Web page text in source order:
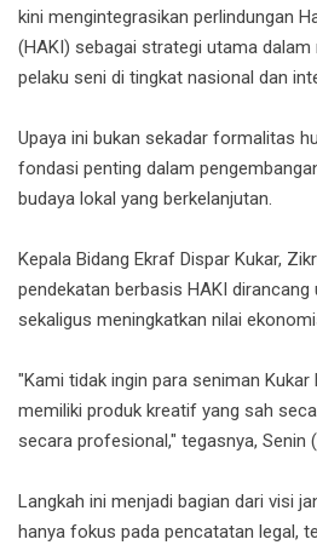
kini mengintegrasikan perlindungan
(HAKI) sebagai strategi utama
pelaku seni di tingkat nasional dan
Upaya ini bukan sekadar formalitas
fondasi penting dalam
budaya lokal yang berkelanjutan.
Kepala Bidang Ekraf Dispar Kukar,
pendekatan berbasis HAKI dirancang
sekaligus meningkatkan nilai
"Kami tidak ingin para seniman
memiliki produk kreatif yang sah
secara profesional," tegasnya, Senin
Langkah ini menjadi bagian dari visi
hanya fokus pada pencatatan legal,